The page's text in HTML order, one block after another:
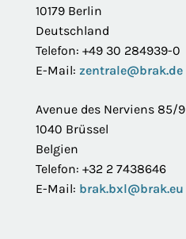
10179 Berlin
Deutschland
Telefon: +49 30 284939-0
E-Mail: zentrale@brak.de
Avenue des Nerviens 85/9
1040 Brüssel
Belgien
Telefon: +32 2 7438646
E-Mail: brak.bxl@brak.eu